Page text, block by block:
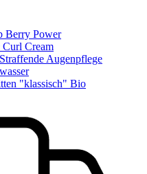
Berry Power
Cream
Augenpflege
"klassisch" Bio